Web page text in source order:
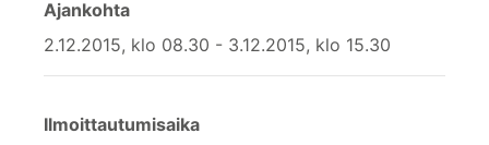
Ajankohta
2.12.2015, klo 08.30 - 3.12.2015, klo 15.30
Ilmoittautumisaika